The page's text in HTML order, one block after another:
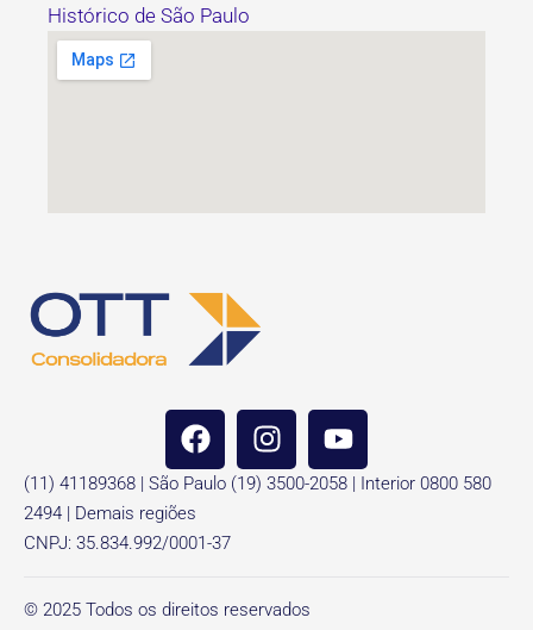
Histórico de São Paulo
(11) 41189368 | São Paulo (19) 3500-2058 | Interior 0800 580
2494 | Demais regiões
CNPJ: 35.834.992/0001-37
© 2025 Todos os direitos reservados